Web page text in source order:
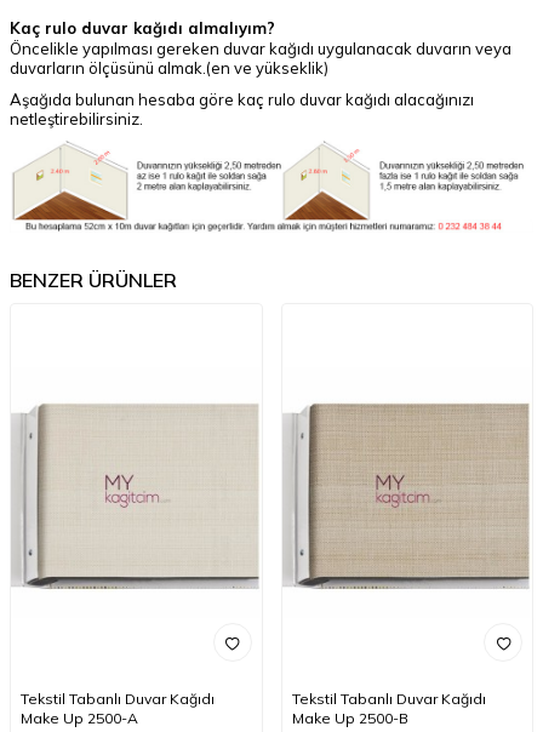
Kaç rulo duvar kağıdı almalıyım?
Öncelikle yapılması gereken duvar kağıdı uygulanacak duvarın veya
duvarların ölçüsünü almak.(en ve yükseklik)
Aşağıda bulunan hesaba göre kaç rulo duvar kağıdı alacağınızı
netleştirebilirsiniz.
BENZER ÜRÜNLER
Tekstil Tabanlı Duvar Kağıdı
Make Up 2500-A
Tekstil Tabanlı Duvar Kağıdı
Make Up 2500-B